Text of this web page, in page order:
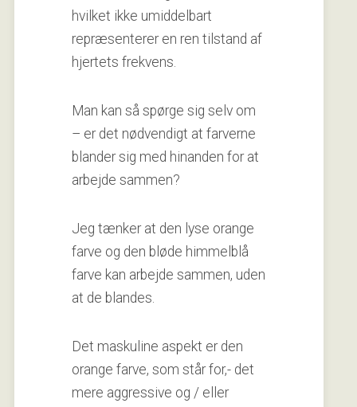
hvilket ikke umiddelbart
repræsenterer en ren tilstand af
hjertets frekvens.
Man kan så spørge sig selv om
– er det nødvendigt at farverne
blander sig med hinanden for at
arbejde sammen?
Jeg tænker at den lyse orange
farve og den bløde himmelblå
farve kan arbejde sammen, uden
at de blandes.
Det maskuline aspekt er den
orange farve, som står for,- det
mere aggressive og / eller